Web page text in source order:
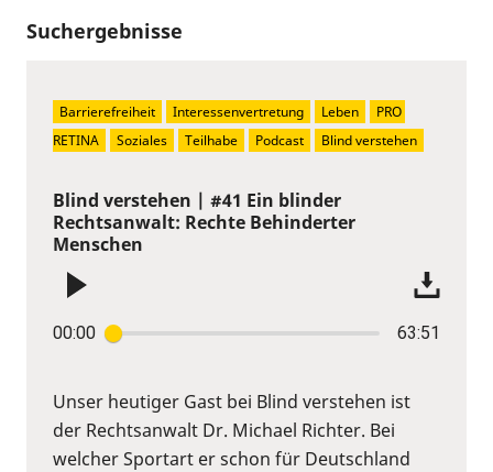
Suchergebnisse
Blind verstehen | #41 Ein blinder
Rechtsanwalt: Rechte Behinderter
Menschen
00:00 63:51
Unser heutiger Gast bei Blind verstehen ist
der Rechtsanwalt Dr. Michael Richter. Bei
welcher Sportart er schon für Deutschland
Barrierefreiheit Interessenvertretung Leben
PRO
RETINA
Soziales Teilhabe Podcast Blind verstehen